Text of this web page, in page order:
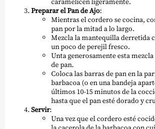
Preparar el Pan de Ajo:
Mientras el cordero se cocina,
pan por la mitad a lo largo.
Mezcla la mantequilla derretida
un poco de perejil fresco.
Unta generosamente esta
de pan.
Coloca las barras de pan en la
barbacoa (o en una bandeja
últimos 10-15 minutos de la
hasta que el pan esté dorado y
Servir:
Una vez que el cordero esté